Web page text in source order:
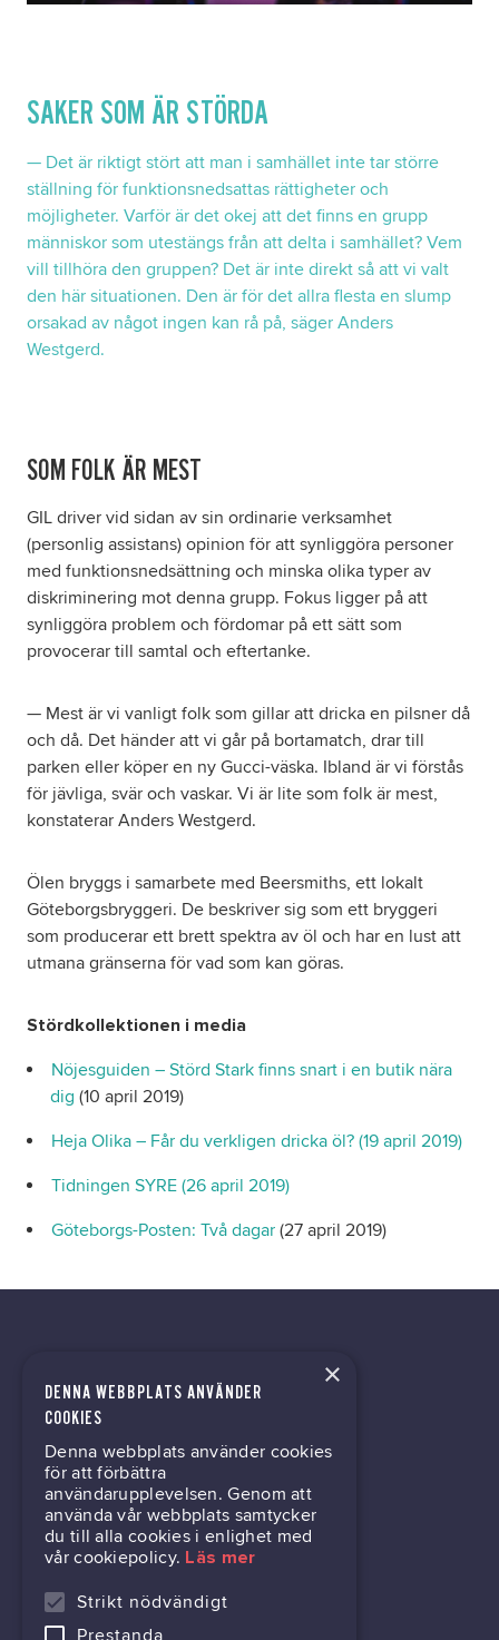
SAKER SOM ÄR STÖRDA
— Det är riktigt stört att man i samhället inte tar större
ställning för funktionsnedsattas rättigheter och
möjligheter. Varför är det okej att det finns en grupp
människor som utestängs från att delta i samhället? Vem
vill tillhöra den gruppen? Det är inte direkt så att vi valt
den här situationen. Den är för det allra flesta en slump
orsakad av något ingen kan rå på, säger Anders
Westgerd.
SOM FOLK ÄR MEST
GIL driver vid sidan av sin ordinarie verksamhet
(personlig assistans) opinion för att synliggöra personer
med funktionsnedsättning och minska olika typer av
diskriminering mot denna grupp. Fokus ligger på att
synliggöra problem och fördomar på ett sätt som
provocerar till samtal och eftertanke.
— Mest är vi vanligt folk som gillar att dricka en pilsner då
och då. Det händer att vi går på bortamatch, drar till
parken eller köper en ny Gucci-väska. Ibland är vi förstås
för jävliga, svär och vaskar. Vi är lite som folk är mest,
konstaterar Anders Westgerd.
Ölen bryggs i samarbete med Beersmiths, ett lokalt
Göteborgsbryggeri. De beskriver sig som ett bryggeri
som producerar ett brett spektra av öl och har en lust att
utmana gränserna för vad som kan göras.
Stördkollektionen i media
Nöjesguiden – Störd Stark finns snart i en butik nära
dig (10 april 2019)
Heja Olika – Får du verkligen dricka öl? (19 april 2019)
Tidningen SYRE (26 april 2019)
Göteborgs-Posten: Två dagar (27 april 2019)
kontor@gil.se
031-63 64 80
Mölndalsvägen 30B
Box 24061
400 22 Göteborg
×
DENNA WEBBPLATS ANVÄNDER
COOKIES
Denna webbplats använder cookies
för att förbättra
användarupplevelsen. Genom att
använda vår webbplats samtycker
du till alla cookies i enlighet med
vår cookiepolicy. Läs mer
Strikt nödvändigt
Prestanda